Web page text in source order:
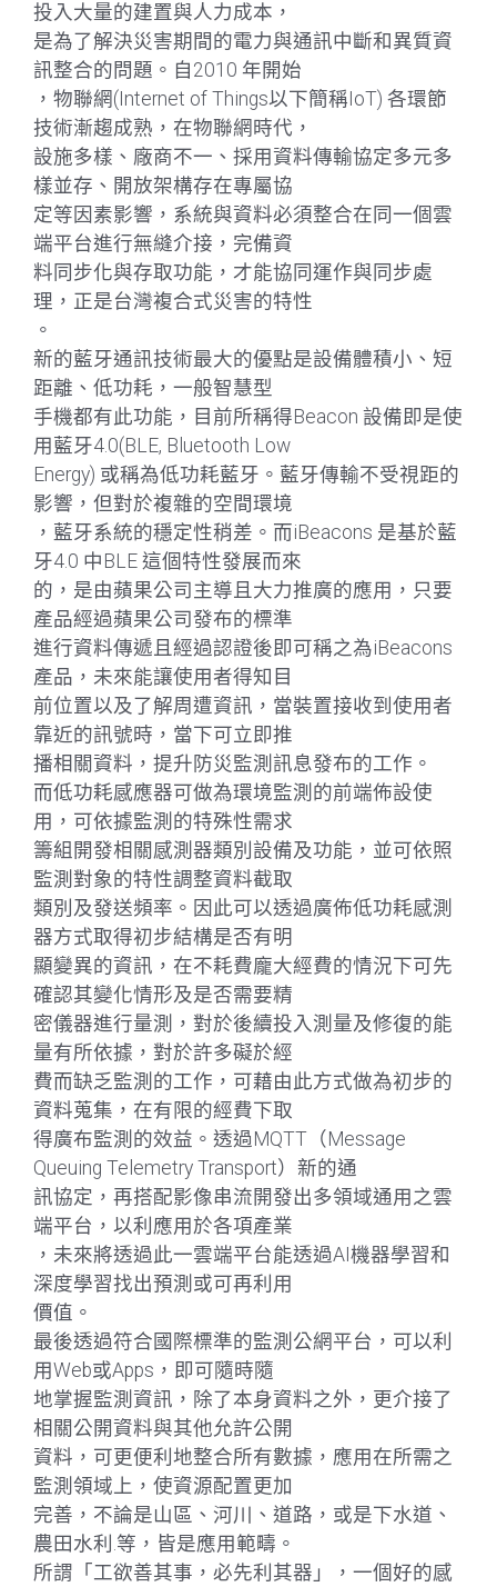
投入大量的建置與人力成本，
是為了解決災害期間的電力與通訊中斷和異質資
訊整合的問題。自2010 年開始
，物聯網(Internet of Things以下簡稱IoT) 各環節
技術漸趨成熟，在物聯網時代，
設施多樣、廠商不一、採用資料傳輸協定多元多
樣並存、開放架構存在專屬協
定等因素影響，系統與資料必須整合在同一個雲
端平台進行無縫介接，完備資
料同步化與存取功能，才能協同運作與同步處
理，正是台灣複合式災害的特性
。
新的藍牙通訊技術最大的優點是設備體積小、短
距離、低功耗，一般智慧型
手機都有此功能，目前所稱得Beacon 設備即是使
用藍牙4.0(BLE, Bluetooth Low
Energy) 或稱為低功耗藍牙。藍牙傳輸不受視距的
影響，但對於複雜的空間環境
，藍牙系統的穩定性稍差。而iBeacons 是基於藍
牙4.0 中BLE 這個特性發展而來
的，是由蘋果公司主導且大力推廣的應用，只要
產品經過蘋果公司發布的標準
進行資料傳遞且經過認證後即可稱之為iBeacons
產品，未來能讓使用者得知目
前位置以及了解周遭資訊，當裝置接收到使用者
靠近的訊號時，當下可立即推
播相關資料，提升防災監測訊息發布的工作。
而低功耗感應器可做為環境監測的前端佈設使
用，可依據監測的特殊性需求
籌組開發相關感測器類別設備及功能，並可依照
監測對象的特性調整資料截取
類別及發送頻率。因此可以透過廣佈低功耗感測
器方式取得初步結構是否有明
顯變異的資訊，在不耗費龐大經費的情況下可先
確認其變化情形及是否需要精
密儀器進行量測，對於後續投入測量及修復的能
量有所依據，對於許多礙於經
費而缺乏監測的工作，可藉由此方式做為初步的
資料蒐集，在有限的經費下取
得廣布監測的效益。透過MQTT（Message
Queuing Telemetry Transport）新的通
訊協定，再搭配影像串流開發出多領域通用之雲
端平台，以利應用於各項產業
，未來將透過此一雲端平台能透過AI機器學習和
深度學習找出預測或可再利用
價值。
最後透過符合國際標準的監測公網平台，可以利
用Web或Apps，即可隨時隨
地掌握監測資訊，除了本身資料之外，更介接了
相關公開資料與其他允許公開
資料，可更便利地整合所有數據，應用在所需之
監測領域上，使資源配置更加
完善，不論是山區、河川、道路，或是下水道、
農田水利.等，皆是應用範疇。
所謂「工欲善其事，必先利其器」，一個好的感